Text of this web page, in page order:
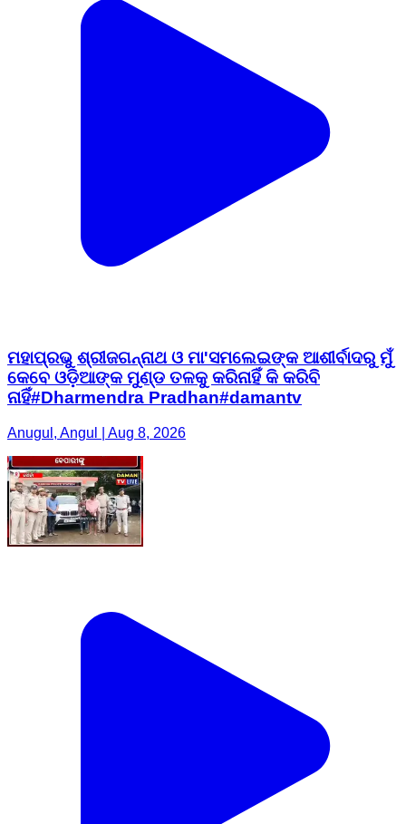
ମହାପ୍ରଭୁ ଶ୍ରୀଜଗନ୍ନାଥ ଓ ମା'ସମଲେଇଙ୍କ ଆଶୀର୍ବାଦରୁ ମୁଁ
କେବେ ଓଡ଼ିଆଙ୍କ ମୁଣ୍ଡ ତଳକୁ କରିନାହିଁ କି କରିବି
ନାହିଁ#Dharmendra Pradhan#damantv
Anugul, Angul | Aug 8, 2026